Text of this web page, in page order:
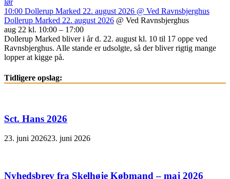
lør
10:00 Dollerup Marked 22. august 2026 @ Ved Ravnsbjerghus
Dollerup Marked 22. august 2026 @ Ved Ravnsbjerghus
aug 22 kl. 10:00 – 17:00
Dollerup Marked bliver i år d. 22. august kl. 10 til 17 oppe ved
Ravnsbjerghus. Alle stande er udsolgte, så der bliver rigtig mange
lopper at kigge på.
Tidligere opslag:
Sct. Hans 2026
23. juni 202623. juni 2026
Nyhedsbrev fra Skelhøje Købmand – maj 2026